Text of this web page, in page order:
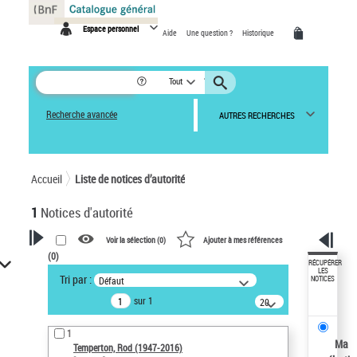
Espace personnel Aide Une question ? Historique
Tout
Recherche avancée AUTRES RECHERCHES
Accueil Liste de notices d’autorité
1 Notices d'autorité
VOTRE RECHERCHE
Recherche avancée dans les
notices d’autorité
Œuvres liées à l'auteur :
Temperton, Rod (1947-2016)
Voir la sélection (0) Ajouter à mes références
(0)
Tri par : Défaut
sur 1
20
résultats/page
1
Temperton, Rod (1947-2016)
RÉCUPÉRER
LES
NOTICES
Ma
Panneau de gestion des cookies